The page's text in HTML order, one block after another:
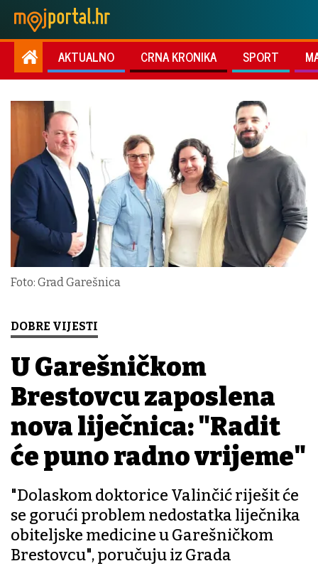
AKTUALNO CRNA KRONIKA SPORT
Foto: Grad Garešnica
DOBRE VIJESTI
U Garešničkom
Brestovcu zaposlena
nova liječnica: "Radit
će puno radno vrijeme"
"Dolaskom doktorice Valinčić riješit će
se gorući problem nedostatka liječnika
obiteljske medicine u Garešničkom
Brestovcu", poručuju iz Grada